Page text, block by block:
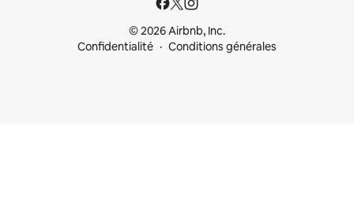
© 2026 Airbnb, Inc.
Confidentialité
Conditions générales